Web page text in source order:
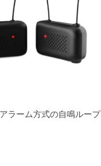
ラーム方式の自鳴ループ